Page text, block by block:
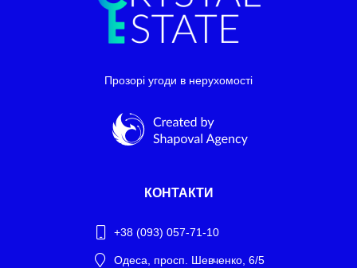
Прозорі угоди в нерухомості
КОНТАКТИ
+38 (093) 057-71-10
Одеса, просп. Шевченко, 6/5